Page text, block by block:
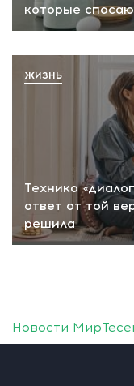
которые
Техника
ответ от той
решила
ЖИЗНЬ
Новости